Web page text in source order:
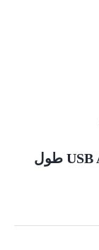
کابل لینک USB 2.0 مدل پی نت USB A-A طول